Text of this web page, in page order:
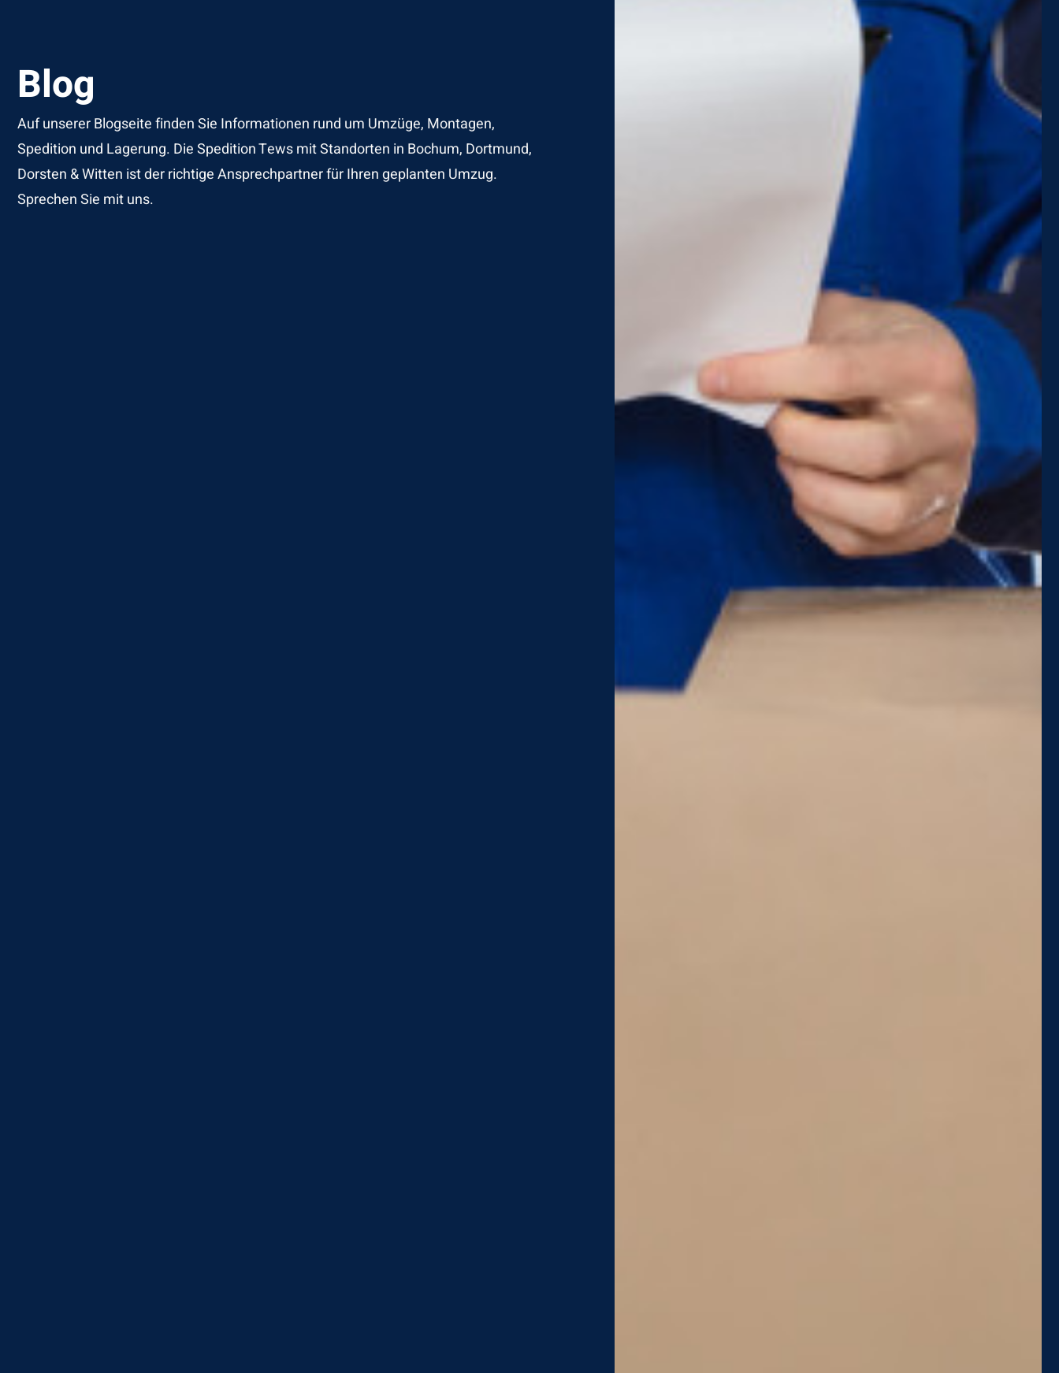
Blog
Auf unserer Blogseite finden Sie Informationen rund um Umzüge, Montagen,
Spedition und Lagerung. Die Spedition Tews mit Standorten in Bochum, Dortmund,
Dorsten & Witten ist der richtige Ansprechpartner für Ihren geplanten Umzug.
Sprechen Sie mit uns.